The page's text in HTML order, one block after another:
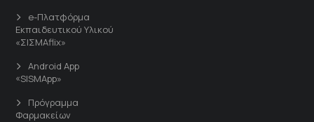
e-Πλατφόρμα
Εκπαιδευτικού Υλικού
«ΣΙΣΜΑflix»
Android App
«SISMApp»
Πρόγραμμα
Φαρμακείων